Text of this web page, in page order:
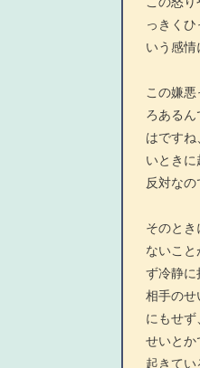
っきく
いう感情
この嫌
ろあるん
はですね
いときに
反対なの
そのとき
ないこと
ず冷静に
相手のせ
にもせ
せいとか
起きて